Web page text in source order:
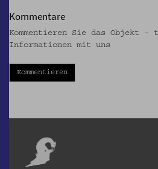
Kommentare
Kommentieren Sie das Objekt
Informationen mit uns
Kommentieren